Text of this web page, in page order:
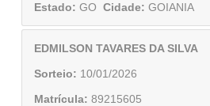
Estado: GO Cidade: GOIANIA
EDMILSON TAVARES DA SILVA
Sorteio: 10/01/2026
Matrícula: 89215605